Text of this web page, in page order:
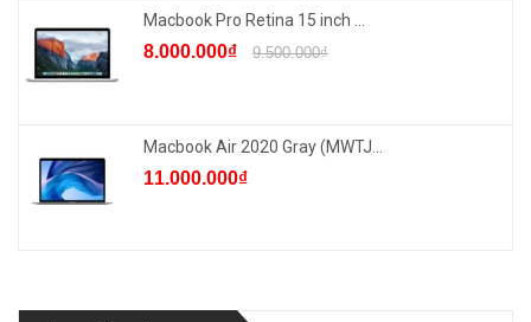
Macbook Pro Retina 15 inch ...
8.000.000₫ 9.500.000₫
Macbook Air 2020 Gray (MWTJ...
11.000.000₫